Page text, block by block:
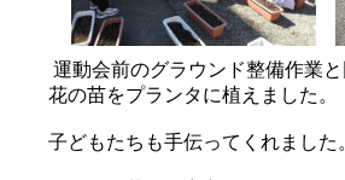
運動会前のグラウンド整備作業
花の苗をプランタに植えました。
子どもたちも手伝ってくれました